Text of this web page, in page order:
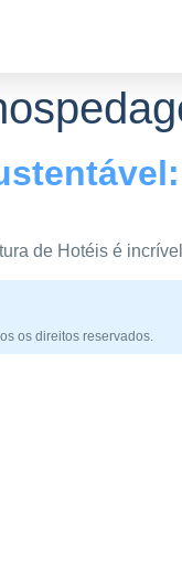
de Hotéis é
os direitos reservados.